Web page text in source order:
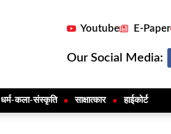
Youtube E-Paper
Our Social Media:
धर्म-कला-संस्कृति साक्षात्कार हाईकोर्ट